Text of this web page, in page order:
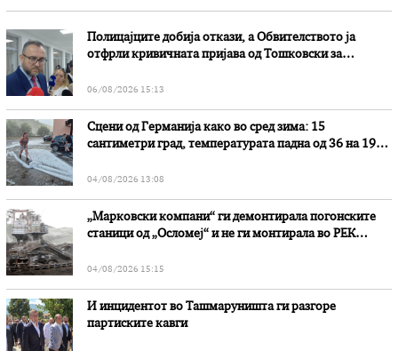
Полицајците добија откази, а Обвителството ја
отфрли кривичната пријава од Тошковски за
06/08/2026 15:13
Сцени од Германија како во сред зима: 15
сантиметри град, температурата падна од 36 на 19
04/08/2026 13:08
„Марковски компани“ ги демонтирала погонските
станици од „Осломеј“ и не ги монтирала во РЕК
04/08/2026 15:15
И инцидентот во Ташмаруништa ги разгоре
партиските кавги